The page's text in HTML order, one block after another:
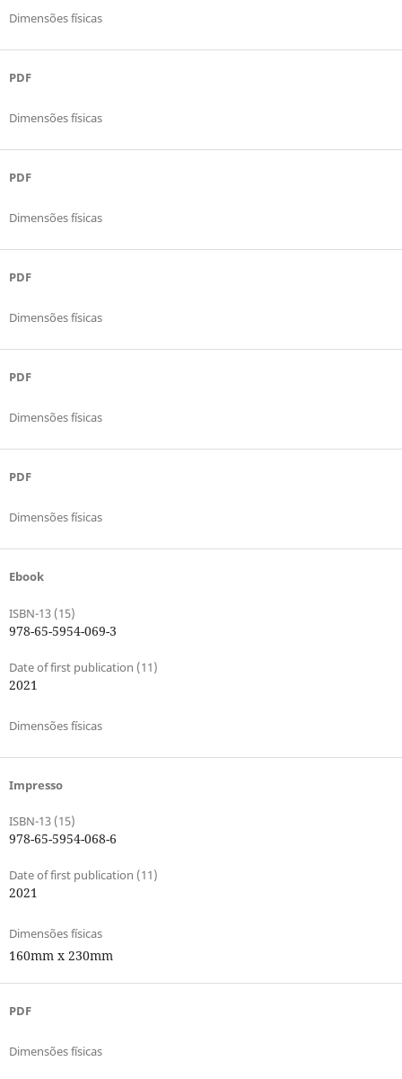
Dimensões físicas
PDF
Dimensões físicas
PDF
Dimensões físicas
PDF
Dimensões físicas
PDF
Dimensões físicas
PDF
Dimensões físicas
Ebook
ISBN-13 (15)
978-65-5954-069-3
Date of first publication (11)
2021
Dimensões físicas
Impresso
ISBN-13 (15)
978-65-5954-068-6
Date of first publication (11)
2021
Dimensões físicas
160mm x 230mm
PDF
Dimensões físicas